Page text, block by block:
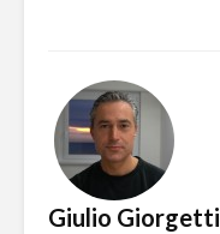
Giulio Giorgetti